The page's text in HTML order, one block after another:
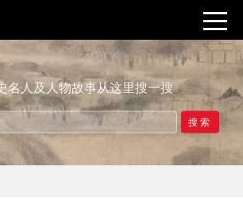
名人及人物故事从这里搜一搜
搜索